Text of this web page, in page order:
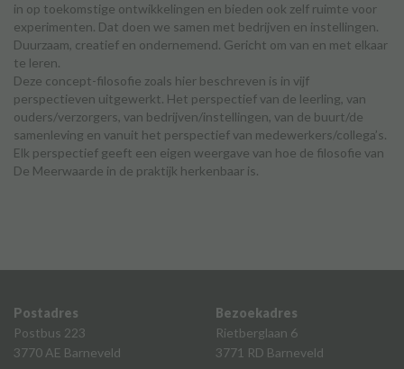
in op toekomstige ontwikkelingen en bieden ook zelf ruimte voor
experimenten. Dat doen we samen met bedrijven en instellingen.
Duurzaam, creatief en ondernemend. Gericht om van en met elkaar
te leren.
Deze concept-filosofie zoals hier beschreven is in vijf
perspectieven uitgewerkt. Het perspectief van de leerling, van
ouders/verzorgers, van bedrijven/instellingen, van de buurt/de
samenleving en vanuit het perspectief van medewerkers/collega’s.
Elk perspectief geeft een eigen weergave van hoe de filosofie van
De Meerwaarde in de praktijk herkenbaar is.
Postadres
Postbus 223
3770 AE Barneveld
Bezoekadres
Rietberglaan 6
3771 RD Barneveld